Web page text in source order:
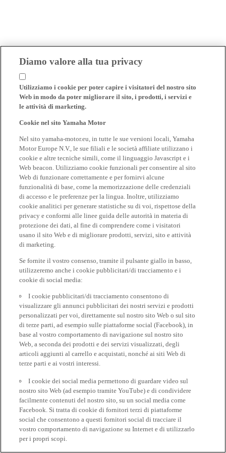
Diamo valore alla tua privacy
Utilizziamo i cookie per poter capire i visitatori del nostro sito
Web in modo da poter migliorare il sito, i prodotti, i servizi e
le attività di marketing.
Cookie nel sito Yamaha Motor
Nel sito yamaha-motor.eu, in tutte le sue versioni locali, Yamaha
Motor Europe N.V., le sue filiali e le società affiliate utilizzano i
cookie e altre tecniche simili, come il linguaggio Javascript e i
Web beacon. Utilizziamo cookie funzionali per consentire al sito
Web di funzionare correttamente e per fornirvi alcune
funzionalità di base, come la memorizzazione delle credenziali
di accesso e le preferenze per la lingua. Inoltre, utilizziamo
cookie analitici per generare statistiche su di voi, rispettose della
privacy e conformi alle linee guida delle autorità in materia di
protezione dei dati, al fine di comprendere come i visitatori
usano il sito Web e di migliorare prodotti, servizi, sito e attività
di marketing.
Se fornite il vostro consenso, tramite il pulsante giallo in basso,
utilizzeremo anche i cookie pubblicitari/di tracciamento e i
cookie di social media:
I cookie pubblicitari/di tracciamento consentono di
visualizzare gli annunci pubblicitari dei nostri servizi e prodotti
personalizzati per voi, direttamente sul nostro sito Web o sul sito
di terze parti, ad esempio sulle piattaforme social (Facebook), in
base al vostro comportamento di navigazione sul nostro sito
Web, a seconda dei prodotti e dei servizi visualizzati, degli
articoli aggiunti al carrello e acquistati, nonché ai siti Web di
terze parti e ai vostri interessi.
I cookie dei social media permettono di guardare video sul
nostro sito Web (ad esempio tramite YouTube) e di condividere
facilmente contenuti del nostro sito, su un social media come
Facebook. Si tratta di cookie di fornitori terzi di piattaforme
social che consentono a questi fornitori social di tracciare il
vostro comportamento di navigazione su Internet e di utilizzarlo
per i propri scopi.